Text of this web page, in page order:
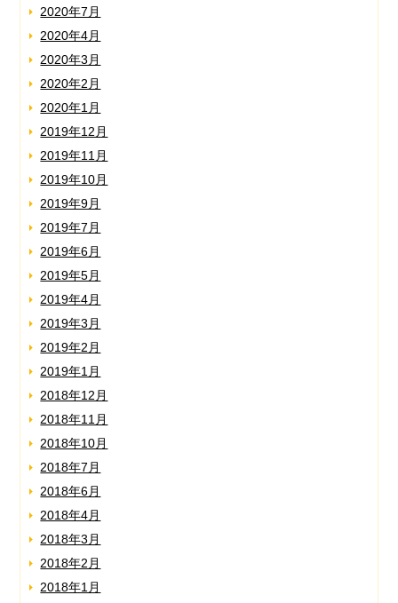
2020年7月
2020年4月
2020年3月
2020年2月
2020年1月
2019年12月
2019年11月
2019年10月
2019年9月
2019年7月
2019年6月
2019年5月
2019年4月
2019年3月
2019年2月
2019年1月
2018年12月
2018年11月
2018年10月
2018年7月
2018年6月
2018年4月
2018年3月
2018年2月
2018年1月